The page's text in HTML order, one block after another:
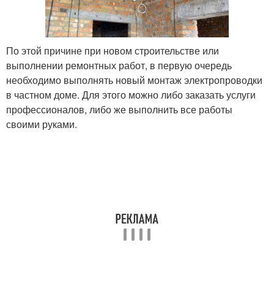
По этой причине при новом строительстве или
выполнении ремонтных работ, в первую очередь
необходимо выполнять новый монтаж электропроводки
в частном доме. Для этого можно либо заказать услуги
профессионалов, либо же выполнить все работы
своими руками.